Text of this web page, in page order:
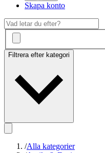
Skapa konto
Filtrera efter kategori
/Alla kategorier